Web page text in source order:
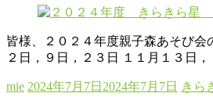
皆様、２０２４年度親子森あそび
２日，９日，２３日 １１月１３日，
mie 2024年7月7日 2024年7月7日 きら